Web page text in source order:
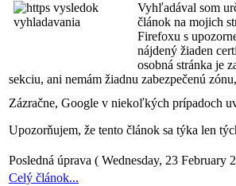
Vyhľadával som
článok na mojich
Firefoxu s
nájdený žiaden
osobná stránka je
sekciu, ani nemám žiadnu zabezpečenú
Zázračne, Google v niekoľkých prípadoch
Upozorňujem, že tento článok sa týka len
Posledná úprava ( Wednesday, 23 February
Celý článok...